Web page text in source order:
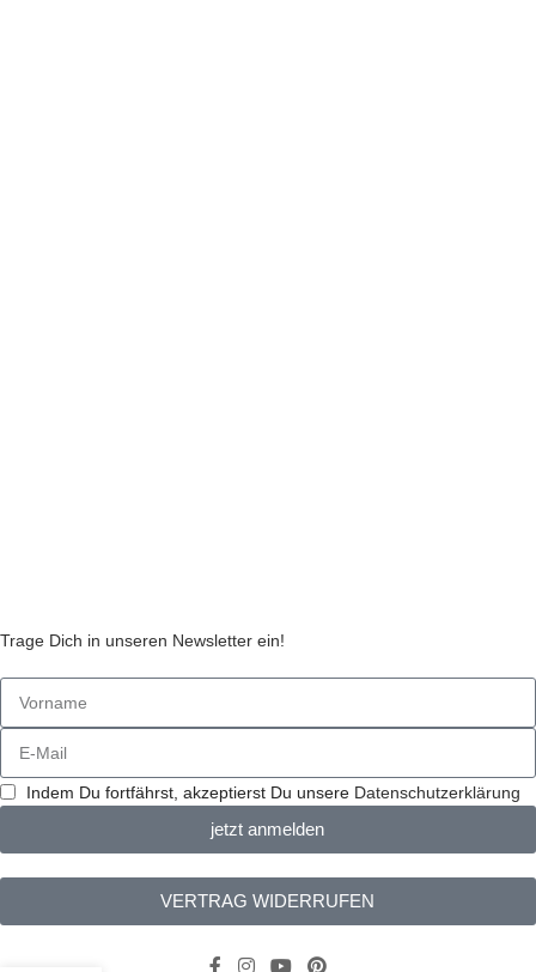
Trage Dich in unseren Newsletter ein!
Indem Du fortfährst, akzeptierst Du unsere Datenschutzerklärung
jetzt anmelden
VERTRAG WIDERRUFEN